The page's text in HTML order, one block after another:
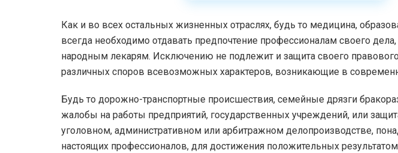
Как и во всех остальных жизненных отраслях, будь то медицина,
всегда необходимо отдавать предпочтение профессионалам своего
народным лекарям. Исключению не подлежит и защита своего
различных споров всевозможных характеров, возникающие в
Будь то дорожно-транспортные происшествия, семейные дрязги
жалобы на работы предприятий, государственных учреждений, или
уголовном, административном или арбитражном делопроизводстве,
настоящих профессионалов, для достижения положительных